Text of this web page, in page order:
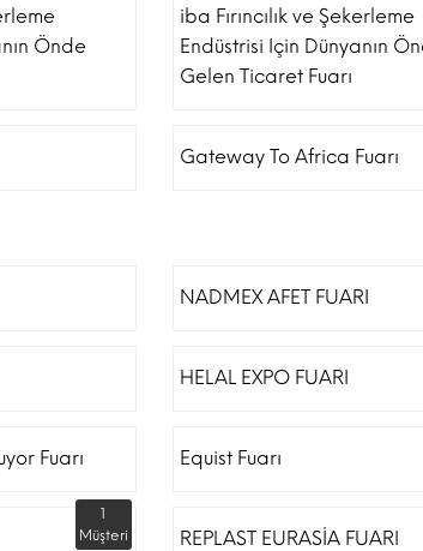
Önde
iba Fırıncılık ve Şekerleme
Endüstrisi Için Dünyanın
Gelen Ticaret Fuarı
Gateway To Africa Fuarı
NADMEX AFET FUARI
HELAL EXPO FUARI
Fuarı Equist Fuarı
1
Müşteri
REPLAST EURASİA FUARI